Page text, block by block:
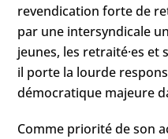
revendication forte de
par une intersyndicale
jeunes, les retraité·es
il porte la lourde
démocratique majeure
Comme priorité de son